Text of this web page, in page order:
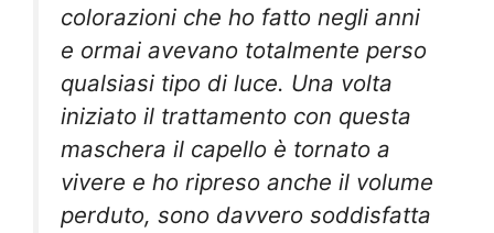
colorazioni che ho fatto negli anni
e ormai avevano totalmente perso
qualsiasi tipo di luce. Una volta
iniziato il trattamento con questa
maschera il capello è tornato a
vivere e ho ripreso anche il volume
perduto, sono davvero soddisfatta